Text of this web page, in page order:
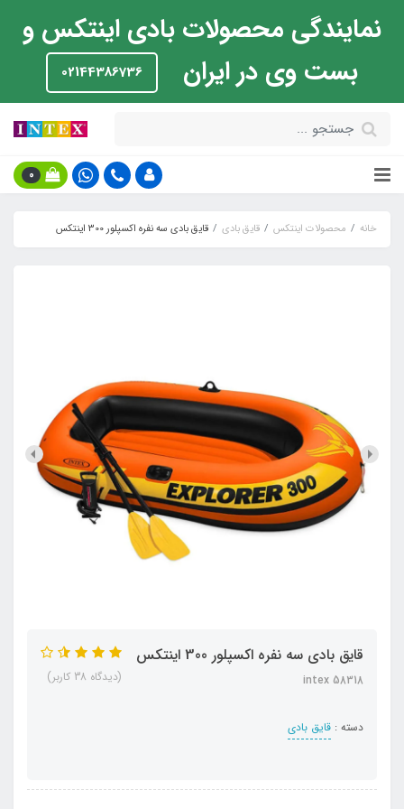
نمایندگی محصولات بادی اینتکس و
بست وی در ایران
02144386736
0
خانه محصولات اینتکس قایق بادی قایق بادی سه نفره اکسپلور 300 اینتکس
قایق بادی سه نفره اکسپلور 300 اینتکس
intex 58318
دسته : قایق بادی
(دیدگاه 38 کاربر)